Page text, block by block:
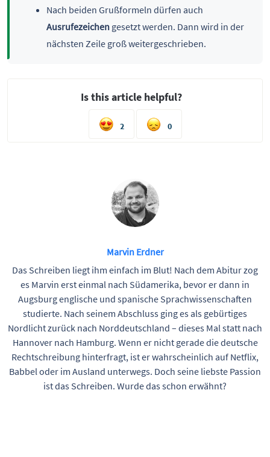
Nach beiden Grußformeln dürfen auch
Ausrufezeichengesetzt werden. Dann wird in der
nächsten Zeile groß weitergeschrieben.
Is this article helpful?
2 0
Marvin Erdner
Das Schreiben liegt ihm einfach im Blut! Nach dem Abitur zog
es Marvin erst einmal nach Südamerika, bevor er dann in
Augsburg englische und spanische Sprachwissenschaften
studierte. Nach seinem Abschluss ging es als gebürtiges
Nordlicht zurück nach Norddeutschland – dieses Mal statt nach
Hannover nach Hamburg. Wenn er nicht gerade die deutsche
Rechtschreibung hinterfragt, ist er wahrscheinlich auf Netflix,
Babbel oder im Ausland unterwegs. Doch seine liebste Passion
ist das Schreiben. Wurde das schon erwähnt?